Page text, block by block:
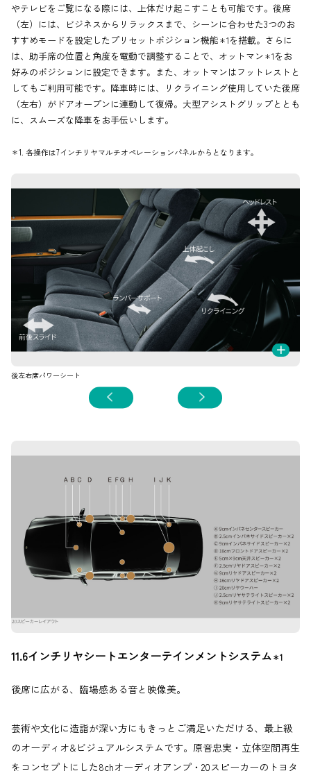
やテレビをご覧になる際には、上体だけ起こすことも可能です。後席
（左）には、ビジネスからリラックスまで、シーンに合わせた3つのお
すすめモードを設定したプリセットポジション機能＊1を搭載。さらに
は、助手席の位置と角度を電動で調整することで、オットマン＊1をお
好みのポジションに設定できます。また、オットマンはフットレストと
してもご利用可能です。降車時には、リクライニング使用していた後席
（左右）がドアオープンに連動して復帰。大型アシストグリップととも
に、スムーズな降車をお手伝いします。
＊1. 各操作は7インチリヤマルチオペレーションパネルからとなります。
+
後左右席パワーシート
11.6インチリヤシートエンターテインメントシステム＊1
後席に広がる、臨場感ある音と映像美。
芸術や文化に造詣が深い方にもきっとご満足いただける、最上級
のオーディオ&ビジュアルシステムです。原音忠実・立体空間再生
をコンセプトにした8chオーディオアンプ・20スピーカーのトヨタ